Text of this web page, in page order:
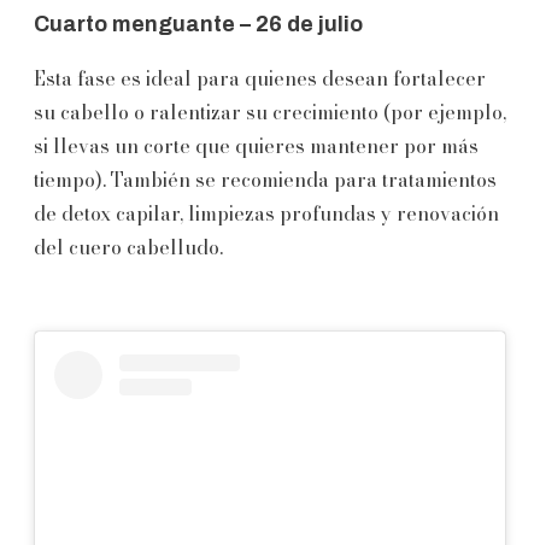
Cuarto menguante – 26 de julio
Esta fase es ideal para quienes desean fortalecer
su cabello o ralentizar su crecimiento (por ejemplo,
si llevas un corte que quieres mantener por más
tiempo). También se recomienda para tratamientos
de detox capilar, limpiezas profundas y renovación
del cuero cabelludo.